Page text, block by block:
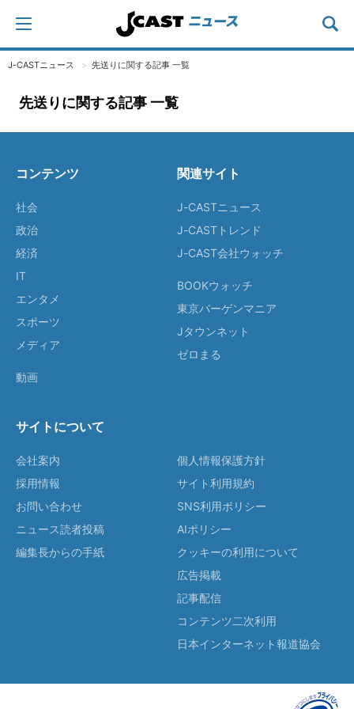
J-CASTニュース 先送りに関する記事 一覧
先送りに関する記事 一覧
コンテンツ
社会
政治
経済
IT
エンタメ
スポーツ
メディア
動画
関連サイト
J-CASTニュース
J-CASTトレンド
J-CAST会社ウォッチ
BOOKウォッチ
東京バーゲンマニア
Jタウンネット
ゼロまる
サイトについて
会社案内
採用情報
お問い合わせ
ニュース読者投稿
編集長からの手紙
個人情報保護方針
サイト利用規約
SNS利用ポリシー
AIポリシー
クッキーの利用について
広告掲載
記事配信
コンテンツ二次利用
日本インターネット報道協会